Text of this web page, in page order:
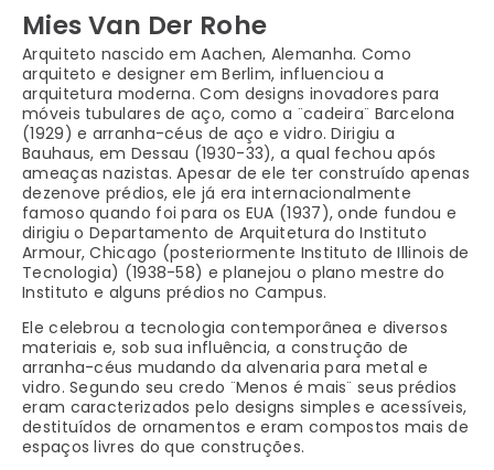
Mies Van Der Rohe
Arquiteto nascido em Aachen, Alemanha. Como
arquiteto e designer em Berlim, influenciou a
arquitetura moderna. Com designs inovadores para
móveis tubulares de aço, como a ¨cadeira¨ Barcelona
(1929) e arranha-céus de aço e vidro. Dirigiu a
Bauhaus, em Dessau (1930-33), a qual fechou após
ameaças nazistas. Apesar de ele ter construído apenas
dezenove prédios, ele já era internacionalmente
famoso quando foi para os EUA (1937), onde fundou e
dirigiu o Departamento de Arquitetura do Instituto
Armour, Chicago (posteriormente Instituto de Illinois de
Tecnologia) (1938-58) e planejou o plano mestre do
Instituto e alguns prédios no Campus.
Ele celebrou a tecnologia contemporânea e diversos
materiais e, sob sua influência, a construção de
arranha-céus mudando da alvenaria para metal e
vidro. Segundo seu credo ¨Menos é mais¨ seus prédios
eram caracterizados pelo designs simples e acessíveis,
destituídos de ornamentos e eram compostos mais de
espaços livres do que construções.